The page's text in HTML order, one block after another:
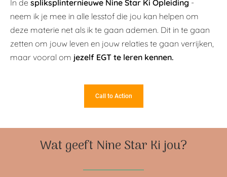
In de spliksplinternieuwe Nine Star Ki Opleiding -
neem ik je mee in alle lesstof die jou kan helpen om
deze materie net als ik te gaan ademen. Dit in te gaan
zetten om jouw leven en jouw relaties te gaan verrijken,
maar vooral om jezelf EGT te leren kennen.
Call to Action
Wat geeft Nine Star Ki jou?